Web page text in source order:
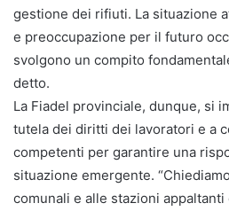
gestione dei rifiuti. La situazione
e preoccupazione per il futuro
svolgono un compito
detto.
La Fiadel provinciale, dunque, si
tutela dei diritti dei lavoratori e a
competenti per garantire una
situazione emergente.
comunali e alle stazioni